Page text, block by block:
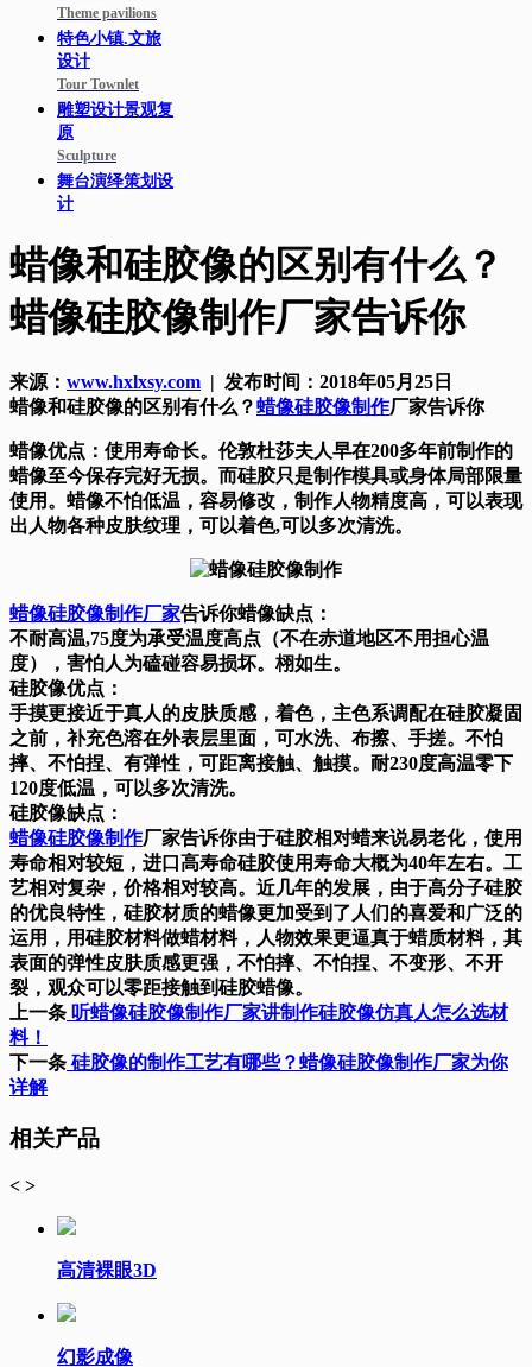
Theme pavilions
特色小镇.文旅
设计
Tour Townlet
雕塑设计景观复
原
Sculpture
舞台演绎策划设
计
蜡像和硅胶像的区别有什么？
蜡像硅胶像制作厂家告诉你
来源： www.hxlxsy.com | 发布时间：2018年05月25日
蜡像和硅胶像的区别有什么？蜡像硅胶像制作厂家告诉你
蜡像优点：使用寿命长。伦敦杜莎夫人早在200多年前制作的
蜡像至今保存完好无损。而硅胶只是制作模具或身体局部限量
使用。蜡像不怕低温，容易修改，制作人物精度高，可以表现
出人物各种皮肤纹理，可以着色,可以多次清洗。
蜡像硅胶像制作厂家告诉你蜡像缺点：
不耐高温,75度为承受温度高点（不在赤道地区不用担心温
度），害怕人为磕碰容易损坏。栩如生。
硅胶像优点：
手摸更接近于真人的皮肤质感，着色，主色系调配在硅胶凝固
之前，补充色溶在外表层里面，可水洗、布擦、手搓。不怕
摔、不怕捏、有弹性，可距离接触、触摸。耐230度高温零下
120度低温，可以多次清洗。
硅胶像缺点：
蜡像硅胶像制作厂家告诉你由于硅胶相对蜡来说易老化，使用
寿命相对较短，进口高寿命硅胶使用寿命大概为40年左右。工
艺相对复杂，价格相对较高。近几年的发展，由于高分子硅胶
的优良特性，硅胶材质的蜡像更加受到了人们的喜爱和广泛的
运用，用硅胶材料做蜡材料，人物效果更逼真于蜡质材料，其
表面的弹性皮肤质感更强，不怕摔、不怕捏、不变形、不开
裂，观众可以零距接触到硅胶蜡像。
上一条 听蜡像硅胶像制作厂家讲​制作硅胶像仿真人怎么选材
料！
下一条 硅胶像的制作工艺有哪些？蜡像硅胶像制作厂家为你
详解
相关产品
< >
高清裸眼3D
幻影成像